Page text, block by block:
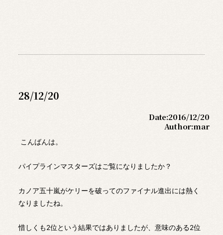
28/12/20
Date:2016/12/20
Author:mar
こんばんは。
パイプラインマスターズはご覧になりましたか？
カノア五十嵐がケリーを破ってのファイナル進出には熱く
なりましたね。
惜しくも2位という結果ではありましたが、意味のある2位